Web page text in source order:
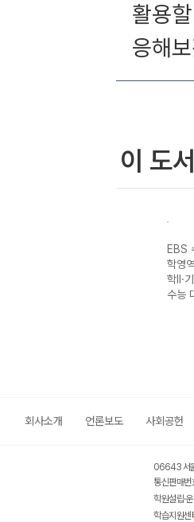
활용
응해
이 도
EBS
학영
학II·
수능
회사소개 언론보도 사회공헌
06643 서
통신판매
학원설립·
학습지원